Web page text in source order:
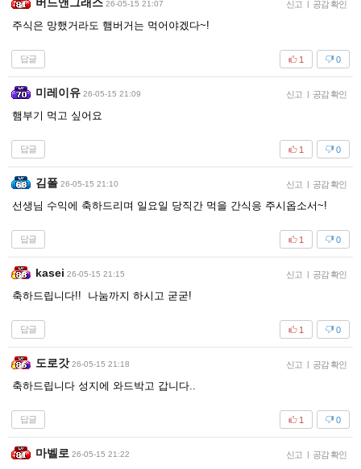
26-05-15 21:07 신고 | 공감 확인
주식은 망했거라도 햄버거는 먹어야겠다~!
답글 0
1
미레이유 26-05-15 21:09 신고 | 공감 확인
햄부기 먹고 싶어요
답글 0
1
김폴 26-05-15 21:10 신고 | 공감 확인
선생님 수익에 축하드리며 일요일 당직간 먹을 간식응 주시옵소서~!
답글 0
1
kasei 26-05-15 21:15 신고 | 공감 확인
축하드립니다!! 나눔까지 하시고 굳굳!
답글 0
1
도로갓 26-05-15 21:18 신고 | 공감 확인
축하드립니다 성지에 와드박고 갑니다..
답글 0
1
마벨로 26-05-15 21:22 신고 | 공감 확인